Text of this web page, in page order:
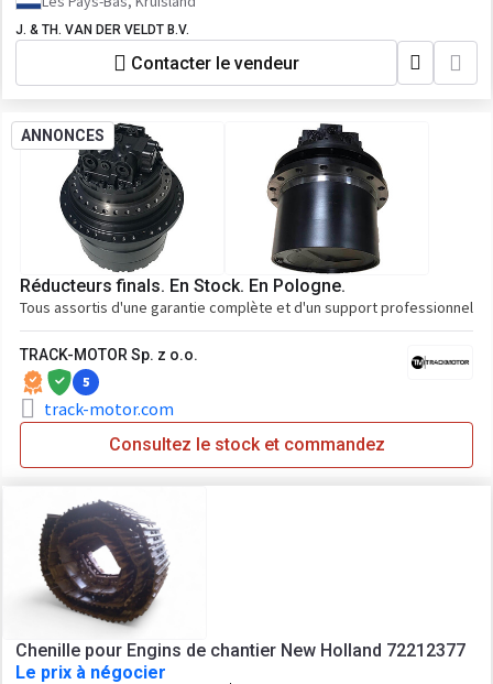
J. & TH. VAN DER VELDT B.V.
Contacter le vendeur
ANNONCES
Réducteurs finals. En Stock. En Pologne.
Tous assortis d'une garantie complète et d'un support professionnel
TRACK-MOTOR Sp. z o.o.
5
track-motor.com
Consultez le stock et commandez
Chenille pour Engins de chantier New Holland 72212377
Le prix à négocier